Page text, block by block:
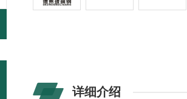
详细介绍